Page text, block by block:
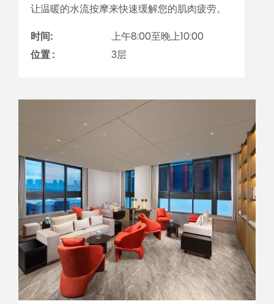
让温暖的水流按摩来快速缓解您的肌肉疲劳。
时间:
上午8:00至晚上10:00
位置 :
3层